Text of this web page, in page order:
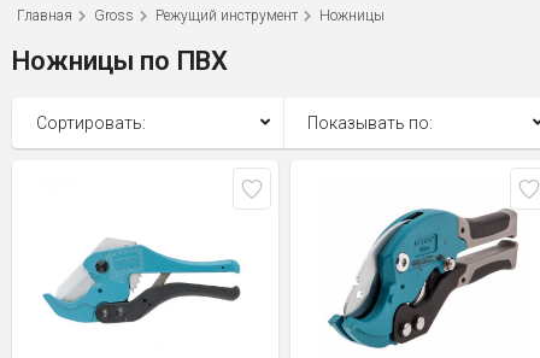
Главная Gross Режущий инструмент Ножницы
Ножницы по ПВХ
Сортировать: Показывать по: